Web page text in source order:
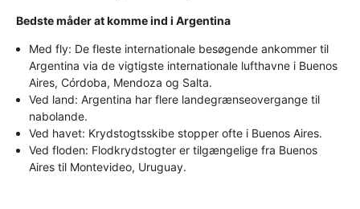
Bedste måder at komme ind i Argentina
Med fly: De fleste internationale besøgende ankommer til
Argentina via de vigtigste internationale lufthavne i Buenos
Aires, Córdoba, Mendoza og Salta.
Ved land: Argentina har flere landegrænseovergange til
nabolande.
Ved havet: Krydstogtsskibe stopper ofte i Buenos Aires.
Ved floden: Flodkrydstogter er tilgængelige fra Buenos
Aires til Montevideo, Uruguay.